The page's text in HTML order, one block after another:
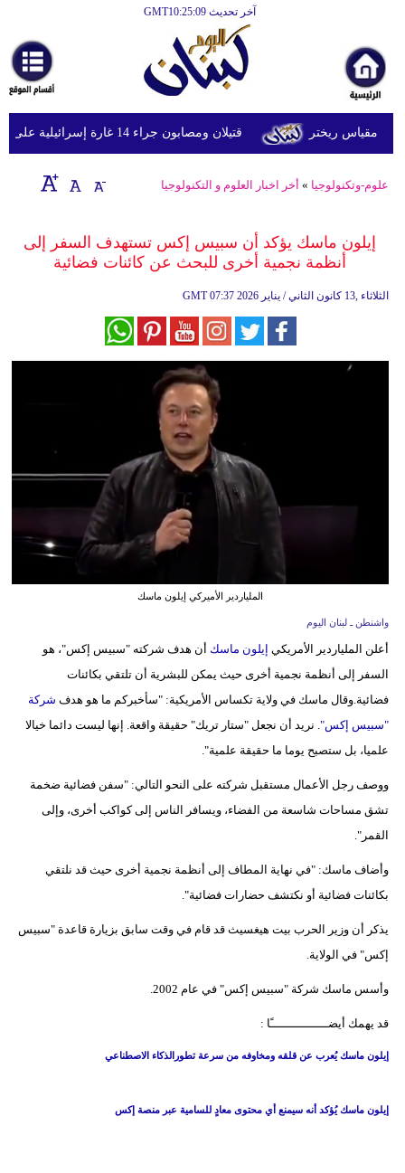
آخر تحديث GMT10:25:09
أخبارعاجلة
رياضة
ثقافة
إقتصاد
وموسيقى
إعلام
علوم
بيئة
مدوَّنات
سيارات
قتيلان ومصابون جراء 14 غارة إسرائيلية على شرق وجنوب لبنان
علوم-وتكنولوجيا » أخر اخبار العلوم و التكنولوجيا
إيلون ماسك يؤكد أن سبيس إكس تستهدف السفر إلى
أنظمة نجمية أخرى للبحث عن كائنات فضائية
GMT 07:37 2026 الثلاثاء ,13 كانون الثاني / يناير
الملياردير الأميركي إيلون ماسك
واشنطن ـ لبنان اليوم
أعلن الملياردير الأمريكي إيلون ماسك أن هدف شركته "سبيس إكس"، هو
السفر إلى أنظمة نجمية أخرى حيث يمكن للبشرية أن تلتقي بكائنات
فضائية.وقال ماسك في ولاية تكساس الأمريكية: "سأخبركم ما هو هدف شركة
"سبيس إكس". نريد أن نجعل "ستار تريك" حقيقة واقعة. إنها ليست دائما خيالا
علميا، بل ستصبح يوما ما حقيقة علمية".
ووصف رجل الأعمال مستقبل شركته على النحو التالي: "سفن فضائية ضخمة
تشق مساحات شاسعة من الفضاء، ويسافر الناس إلى كواكب أخرى، وإلى
القمر".
وأضاف ماسك: "في نهاية المطاف إلى أنظمة نجمية أخرى حيث قد نلتقي
بكائنات فضائية أو نكتشف حضارات فضائية".
يذكر أن وزير الحرب بيت هيغسيث قد قام في وقت سابق بزيارة قاعدة "سبيس
إكس" في الولاية.
وأسس ماسك شركة "سبيس إكس" في عام 2002.
قد يهمك أيضــــــــــــــــًا :
إيلون ماسك يُعرب عن قلقه ومخاوفه من سرعة تطورالذكاء الاصطناعي
إيلون ماسك يُؤكد أنه سيمنع أي محتوى معادٍ للسامية عبر منصة إكس